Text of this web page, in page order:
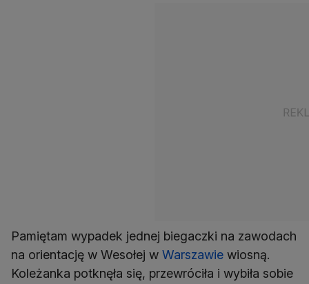
Pamiętam wypadek jednej biegaczki na zawodach
na orientację w Wesołej w Warszawie wiosną.
Koleżanka potknęła się, przewróciła i wybiła sobie